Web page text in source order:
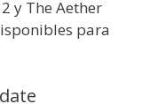
y The Aether
para